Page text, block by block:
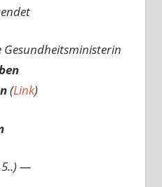
Gesundheitsministerin
(Link)
—